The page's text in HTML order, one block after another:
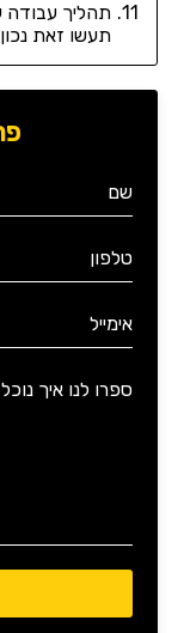
תהליך
תעשו זאת נכון